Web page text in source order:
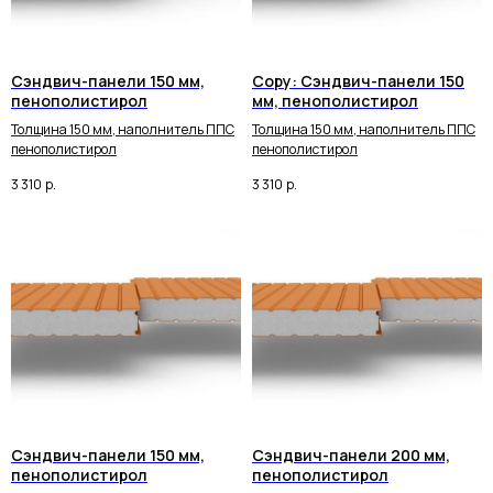
Сэндвич-панели 150 мм,
пенополистирол
Толщина 150 мм, наполнитель ППС
пенополистирол
3 310 р.
Copy: Сэндвич-панели 150
мм, пенополистирол
Толщина 150 мм, наполнитель ППС
пенополистирол
3 310 р.
Сэндвич-панели 150 мм,
пенополистирол
Сэндвич-панели 200 мм,
пенополистирол
Наш специалист свяжется
с вами в ближайшее время
8 (800) 234-
34-69
АДРЕС
EMAIL